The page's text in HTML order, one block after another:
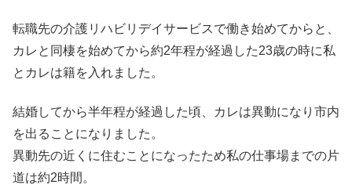
転職先の介護リハビリデイサービスで働き始めてからと、
カレと同棲を始めてから約2年程が経過した23歳の時に私
とカレは籍を入れました。
結婚してから半年程が経過した頃、カレは異動になり市内
を出ることになりました。
異動先の近くに住むことになったため私の仕事場までの片
道は約2時間。